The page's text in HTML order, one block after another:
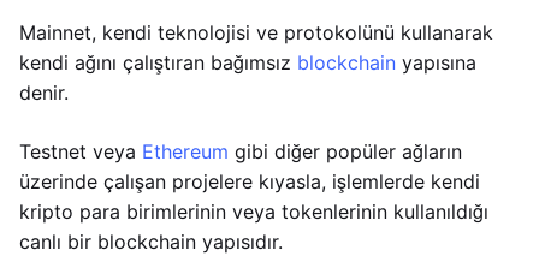
Mainnet, kendi teknolojisi ve protokolünü kullanarak
kendi ağını çalıştıran bağımsız blockchain yapısına
denir.
Testnet veya Ethereum gibi diğer popüler ağların
üzerinde çalışan projelere kıyasla, işlemlerde kendi
kripto para birimlerinin veya tokenlerinin kullanıldığı
canlı bir blockchain yapısıdır.